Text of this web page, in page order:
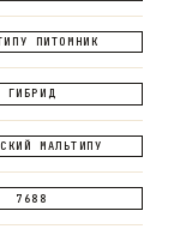
ПИТОМНИК
ГИБРИД
МАЛЬТИПУ
7688